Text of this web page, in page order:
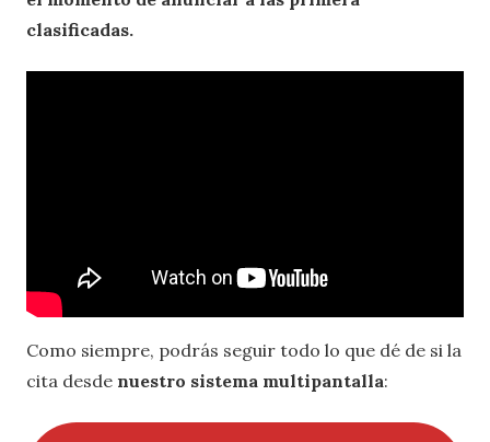
clasificadas.
Como siempre, podrás seguir todo lo que dé de si la
cita desde nuestro sistema multipantalla: